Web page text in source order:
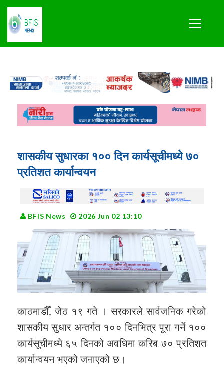
शासकीय सुधारका १०० दिन कार्यसूचीमध्ये ७०
प्रतिशत कार्यान्वयन
BFIS News 2026 Jun 02 13:10
काठमाडौँ, जेठ १९ गते । सरकारले सार्वजनिक गरेको
शासकीय सुधार अन्तर्गत १०० दिनभित्र पूरा गर्ने १००
कार्यसूचीमध्ये ६५ दिनको अवधिमा करिब ७० प्रतिशत
कार्यान्वयन भएको जनाएको छ।